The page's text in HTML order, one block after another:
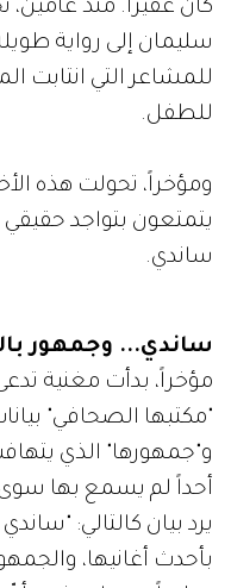
كان غفيراً. منذ
سليمان إلى رواية
للمشاعر التي انتابت
للطفل.
ومؤخراً، تحولت هذه
يتمتعون بتواجد
ساندي.
ساندي... وجمهور
مؤخراً، بدأت مغنية
"مكتبها الصحافي"
و"جمهورها" الذي
أحداً لم يسمع بها سوى
يرد بيان كالتالي:
بأحدث أغانيها،